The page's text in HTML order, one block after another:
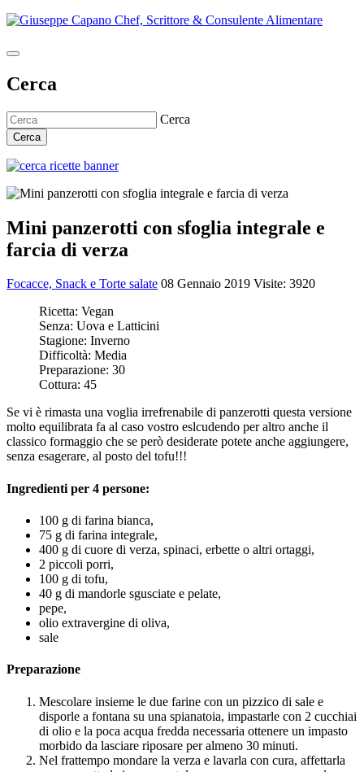
Cerca
Cerca
Cerca
Mini panzerotti con sfoglia integrale e
farcia di verza
Focacce, Snack e Torte salate 08 Gennaio 2019 Visite: 3920
Ricetta: Vegan
Senza: Uova e Latticini
Stagione: Inverno
Difficoltà: Media
Preparazione: 30
Cottura: 45
Se vi è rimasta una voglia irrefrenabile di panzerotti questa versione
molto equilibrata fa al caso vostro eslcudendo per altro anche il
classico formaggio che se però desiderate potete anche aggiungere,
senza esagerare, al posto del tofu!!!
Ingredienti per 4 persone:
100 g di farina bianca,
75 g di farina integrale,
400 g di cuore di verza, spinaci, erbette o altri ortaggi,
2 piccoli porri,
100 g di tofu,
40 g di mandorle sgusciate e pelate,
pepe,
olio extravergine di oliva,
sale
Preparazione
Mescolare insieme le due farine con un pizzico di sale e
disporle a fontana su una spianatoia, impastarle con 2 cucchiai
di olio e la poca acqua fredda necessaria ottenere un impasto
morbido da lasciare riposare per almeno 30 minuti.
Nel frattempo mondare la verza e lavarla con cura, affettarla